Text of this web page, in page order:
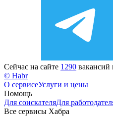
Сейчас на сайте 1290 вакансий
© Habr
О сервисеУслуги и цены
Помощь
Для соискателяДля
Все сервисы Хабра